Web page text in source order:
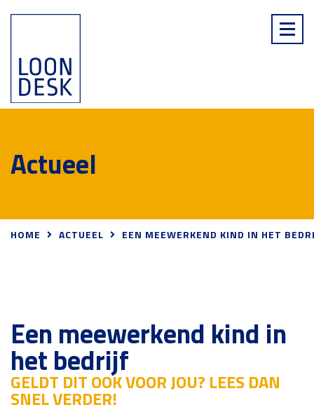
Actueel
HOME ACTUEEL EEN MEEWERKEND KIND IN HET
Een meewerkend kind in
het bedrijf
GELDT DIT OOK VOOR JOU? LEES DAN
SNEL VERDER!